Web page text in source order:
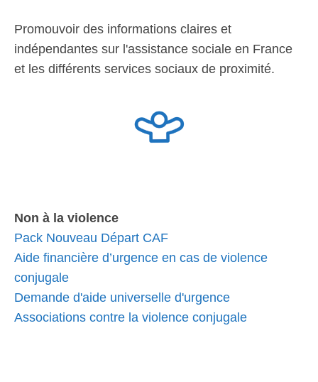
Promouvoir des informations claires et
indépendantes sur l'assistance sociale en France
et les différents services sociaux de proximité.
Non à la violence
Pack Nouveau Départ CAF
Aide financière d’urgence en cas de violence
conjugale
Demande d'aide universelle d'urgence
Associations contre la violence conjugale